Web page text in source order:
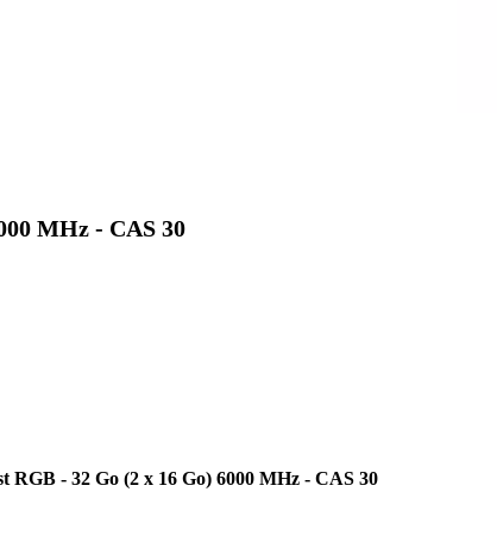
MHz - CAS 30
RGB - 32 Go (2 x 16 Go) 6000 MHz - CAS 30